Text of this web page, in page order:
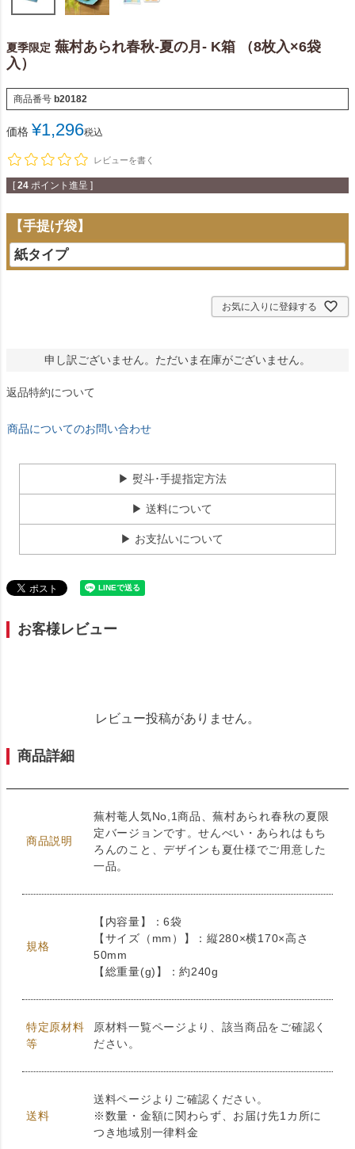
夏季限定 蕪村あられ春秋-夏の月- K箱 （8枚入×6袋
入）
商品番号 b20182
価格 ¥1,296税込
レビューを書く
[ 24 ポイント進呈 ]
【手提げ袋】
お気に入りに登録する
申し訳ございません。ただいま在庫がございません。
返品特約について
商品についてのお問い合わせ
▶ 熨斗･手提指定方法
▶ 送料について
▶ お支払いについて
お客様レビュー
レビュー投稿がありません。
商品詳細
商品説明
蕪村菴人気No,1商品、蕪村あられ春秋の夏限
定バージョンです。せんべい・あられはもち
ろんのこと、デザインも夏仕様でご用意した
一品。
規格
【内容量】：6袋
【サイズ（mm）】：縦280×横170×高さ
50mm
【総重量(g)】：約240g
特定原材料
等
原材料一覧ページより、該当商品をご確認く
ださい。
送料
送料ページよりご確認ください。
※数量・金額に関わらず、お届け先1カ所に
つき地域別一律料金